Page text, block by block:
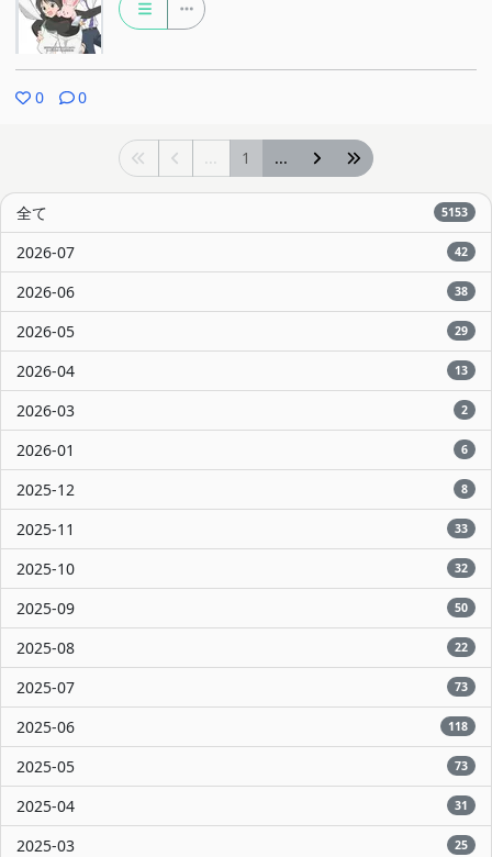
0 0
... 1 ...
全て 5153
2026-07 42
2026-06 38
2026-05 29
2026-04 13
2026-03 2
2026-01 6
2025-12 8
2025-11 33
2025-10 32
2025-09 50
2025-08 22
2025-07 73
2025-06 118
2025-05 73
2025-04 31
2025-03 25